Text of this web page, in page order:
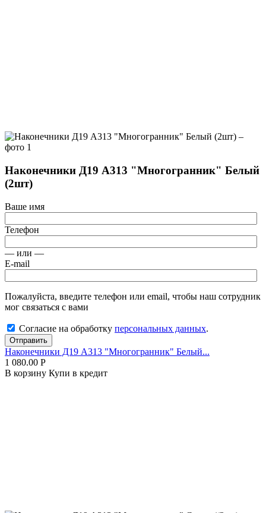
Наконечники Д19 А313 "Многогранник" Белый
(2шт)
Ваше имя
Телефон
— или —
E-mail
Пожалуйста, введите телефон или email, чтобы наш сотрудник
мог связаться с вами
Согласие на обработку персональных данных.
Отправить
Наконечники Д19 А313 "Многогранник" Белый...
1 080.00 Р
В корзину Купи в кредит